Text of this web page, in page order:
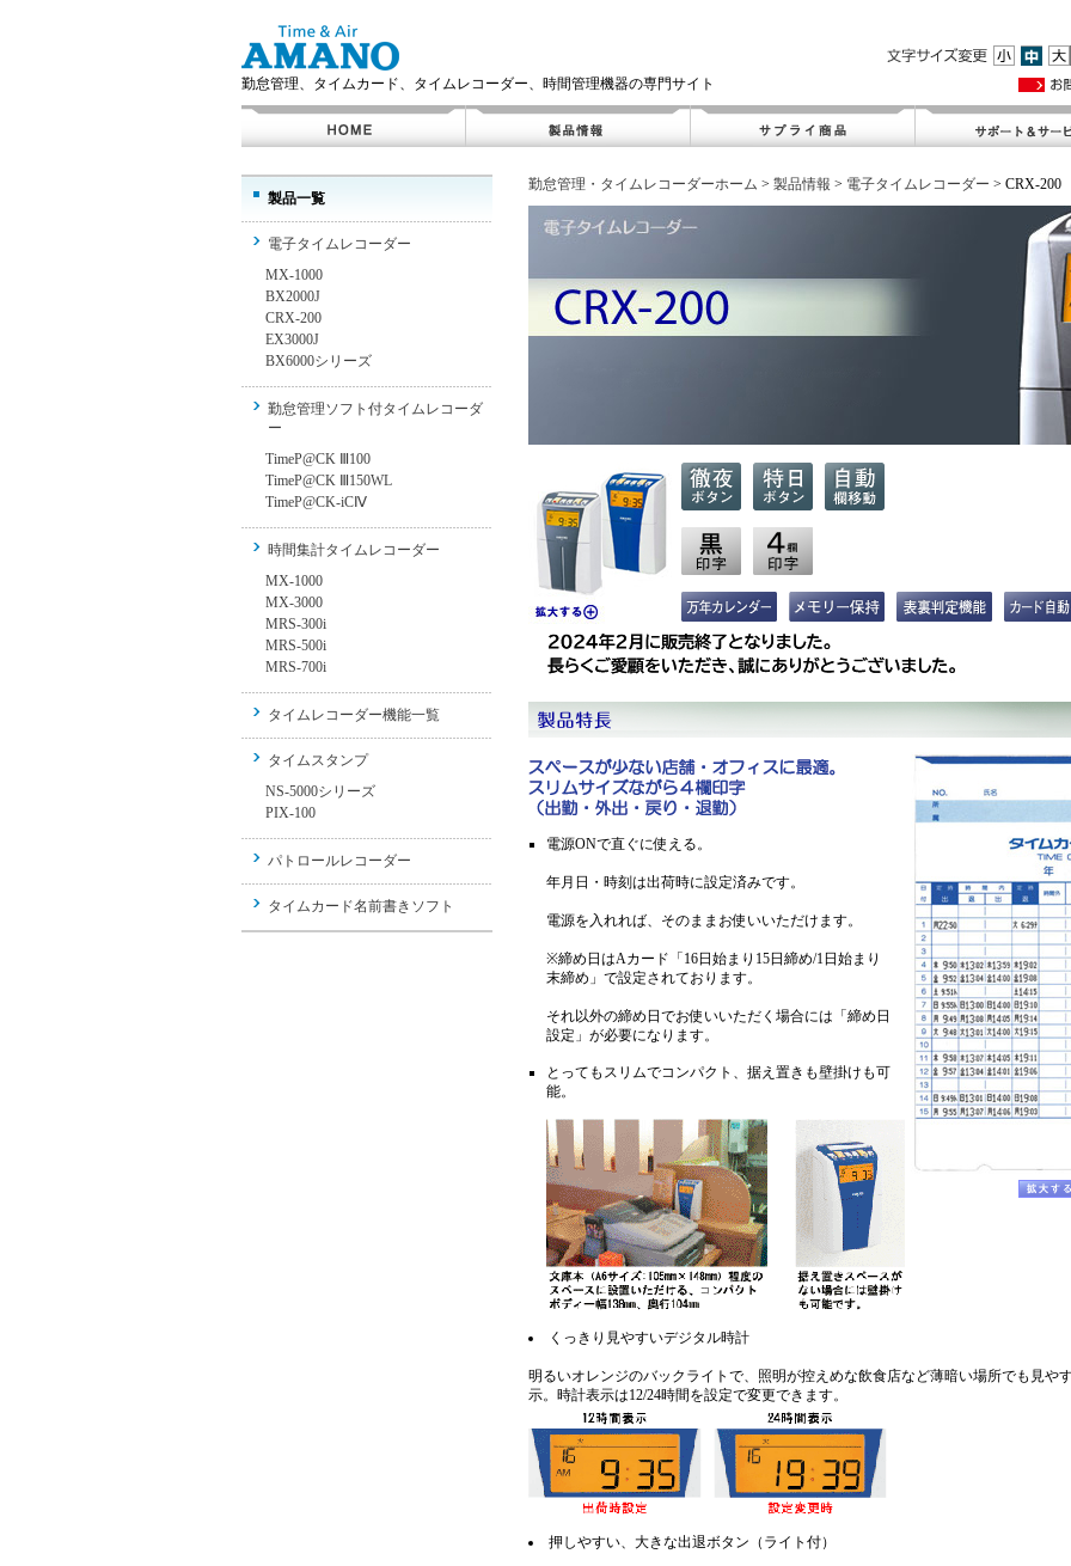
勤怠管理、タイムカード、タイムレコーダー、時間管理機器の専門サイト
製品一覧
電子タイムレコーダー
MX-1000
BX2000J
CRX-200
EX3000J
BX6000シリーズ
勤怠管理ソフト付タイムレコーダ
ー
TimeP@CK Ⅲ100
TimeP@CK Ⅲ150WL
TimeP@CK-iCⅣ
時間集計タイムレコーダー
MX-1000
MX-3000
MRS-300i
MRS-500i
MRS-700i
タイムレコーダー機能一覧
タイムスタンプ
NS-5000シリーズ
PIX-100
パトロールレコーダー
タイムカード名前書きソフト
勤怠管理・タイムレコーダーホーム > 製品情報 > 電子タイムレコーダー > CRX-200
電源ONで直ぐに使える。
年月日・時刻は出荷時に設定済みです。
電源を入れれば、そのままお使いいただけます。
※締め日はAカード「16日始まり15日締め/1日始まり
末締め」で設定されております。
それ以外の締め日でお使いいただく場合には「締め日
設定」が必要になります。
とってもスリムでコンパクト、据え置きも壁掛けも可
能。
くっきり見やすいデジタル時計
明るいオレンジのバックライトで、照明が控えめな飲食店など薄暗い場所でも見や
示。時計表示は12/24時間を設定で変更できます。
押しやすい、大きな出退ボタン（ライト付）